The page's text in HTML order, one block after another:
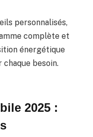
personnalisés,
complète et
énergétique
besoin.
2025 :